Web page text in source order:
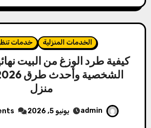
الخدمات المنزلية خدمات
كيفية طرد الوزغ من البيت
منزل
admin يونيو 5, 2026